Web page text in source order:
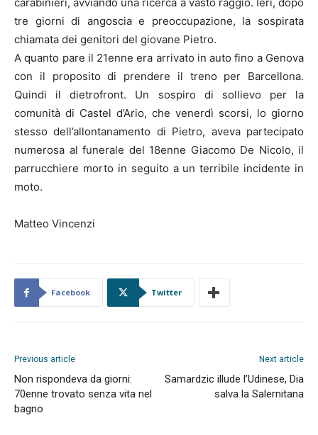
tre giorni di angoscia e preoccupazione, la sospirata
chiamata dei genitori del giovane Pietro.
A quanto pare il 21enne era arrivato in auto fino a Genova
con il proposito di prendere il treno per Barcellona.
Quindi il dietrofront. Un sospiro di sollievo per la
comunità di Castel d’Ario, che venerdì scorsi, lo giorno
stesso dell’allontanamento di Pietro, aveva partecipato
numerosa al funerale del 18enne Giacomo De Nicolo, il
parrucchiere morto in seguito a un terribile incidente in
moto.
Matteo Vincenzi
Facebook Twitter
Previous article
Non rispondeva da giorni:
70enne trovato senza vita nel
bagno
Next article
Samardzic illude l’Udinese, Dia
salva la Salernitana